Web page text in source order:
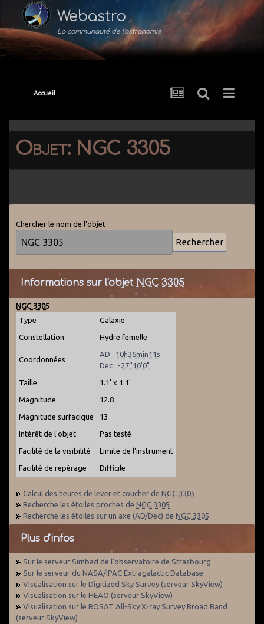
Webastro
La communauté de l'astronomie
Accueil
Objet: NGC 3305
Chercher le nom de l'objet :
Informations sur l'objet NGC 3305
NGC 3305
Type
Galaxie
Constellation Hydre femelle
Coordonnées
AD : 10h36min11s
Dec : -27°10'0"
Taille 1.1' x 1.1'
Magnitude 12.8
Magnitude surfacique 13
Intérêt de l'objet Pas testé
Facilité de la visibilité Limite de l'instrument
Facilité de repérage Difficile
Calcul des heures de lever et coucher de NGC 3305
Recherche les étoiles proches de NGC 3305
Recherche les étoiles sur un axe (AD/Dec) de NGC 3305
Plus d'infos
Sur le serveur Simbad de l'observatoire de Strasbourg
Sur le serveur du NASA/IPAC Extragalactic Database
Visualisation sur le Digitized Sky Survey (serveur SkyView)
Visualisation sur le HEAO (serveur SkyView)
Visualisation sur le ROSAT All-Sky X-ray Survey Broad Band
(serveur SkyView)